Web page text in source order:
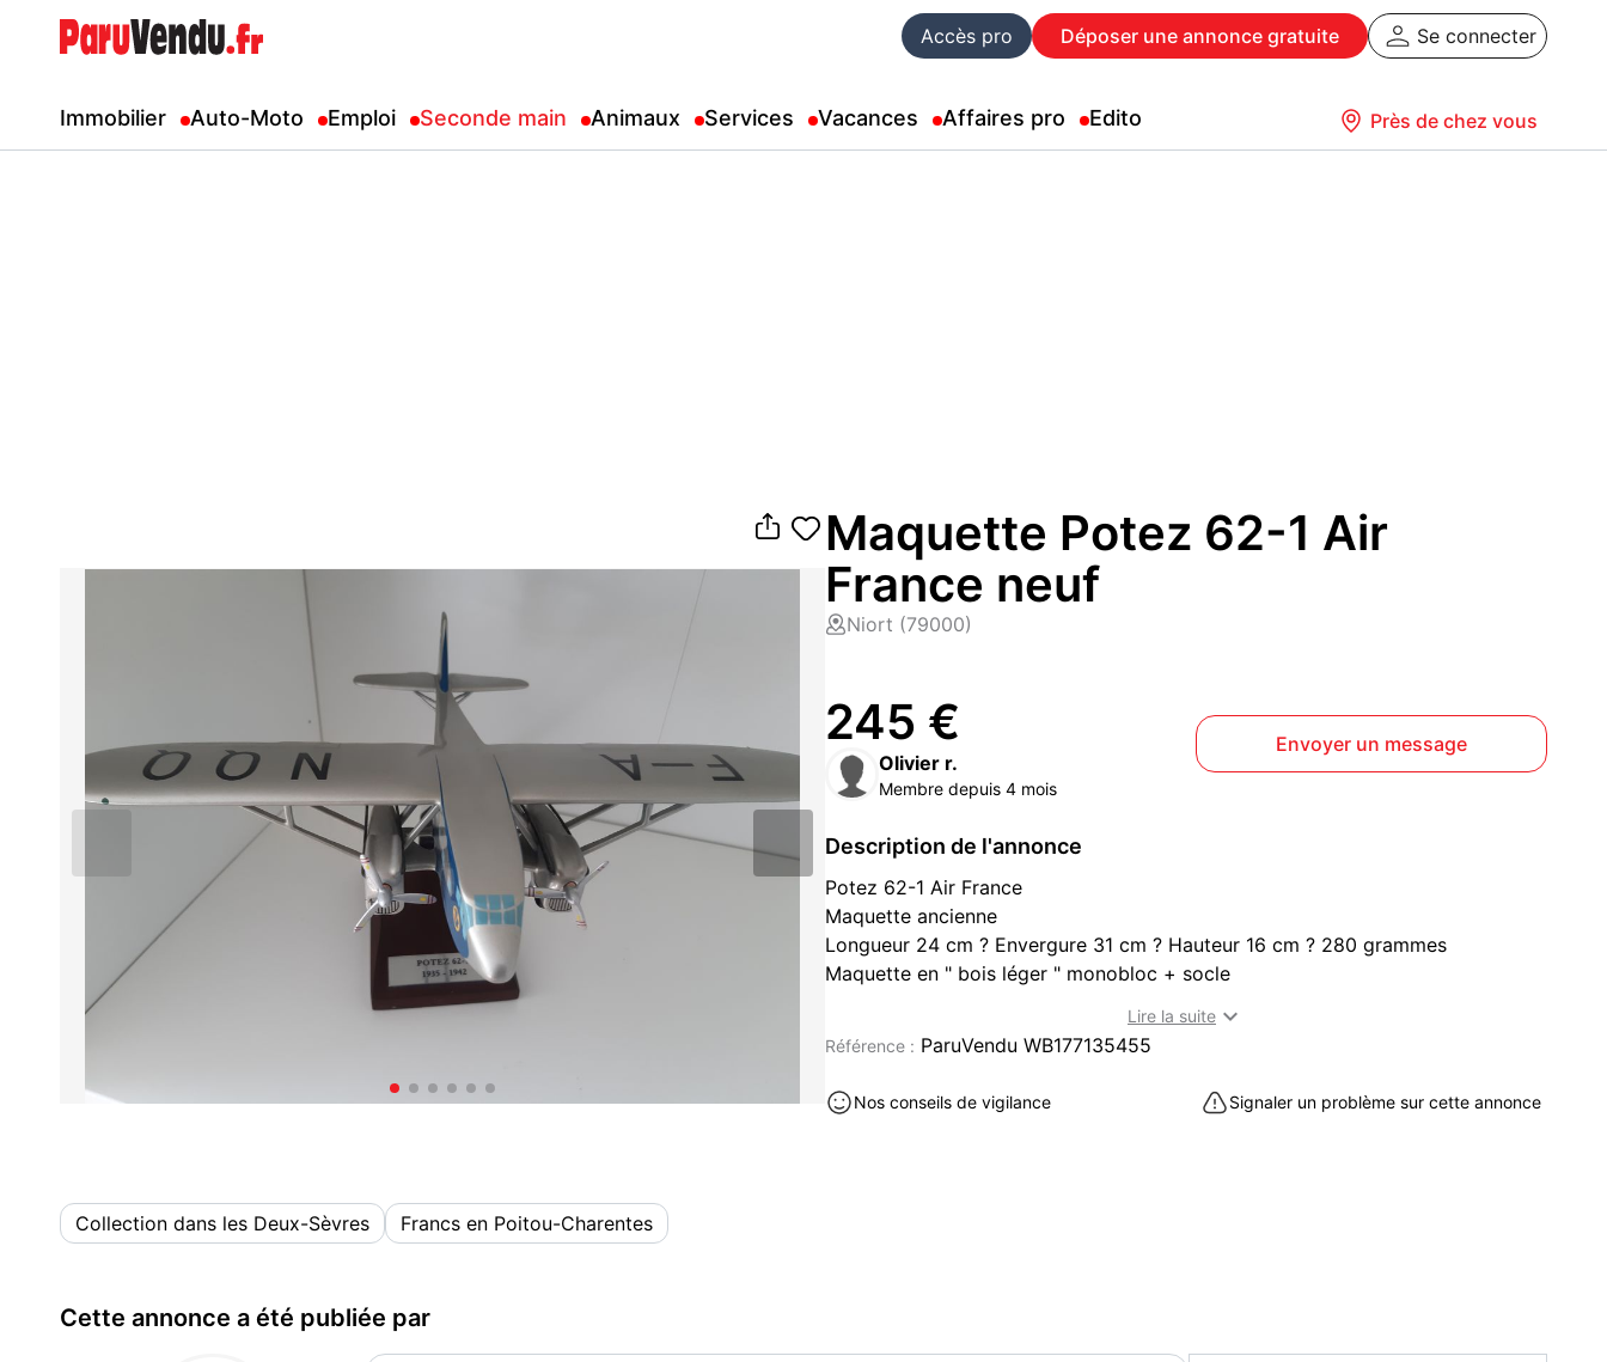
Accès pro Déposer une annonce gratuite Se connecter
Immobilier Auto-Moto Emploi Seconde main Animaux Services Vacances Affaires pro Edito Près de chez vous
Maquette Potez 62-1 Air
France neuf
Niort (79000)
245 €
Olivier r.
Membre depuis 4 mois
Envoyer un message
Description de l'annonce
Potez 62-1 Air France
Maquette ancienne
Longueur 24 cm ? Envergure 31 cm ? Hauteur 16 cm ? 280 grammes
Maquette en " bois léger " monobloc + socle
Dans sa boite d'origine avec mousse de protection
Collection neuf à vendre à Niort (79000)
Lire la suite 
Référence : ParuVendu WB177135455
Nos conseils de vigilance Signaler un problème sur cette annonce
Collection dans les Deux-Sèvres Francs en Poitou-Charentes
Cette annonce a été publiée par